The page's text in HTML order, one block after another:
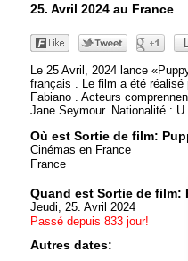
25. Avril 2024 au France
Le 25 Avril, 2024 lance
français . Le film a été réalisé
Fabiano . Acteurs
Jane Seymour. Nationalité :
Où est Sortie de film:
Cinémas en France
France
Quand est Sortie de film:
Jeudi, 25. Avril 2024
Passé depuis 833 jour!
Autres dates: